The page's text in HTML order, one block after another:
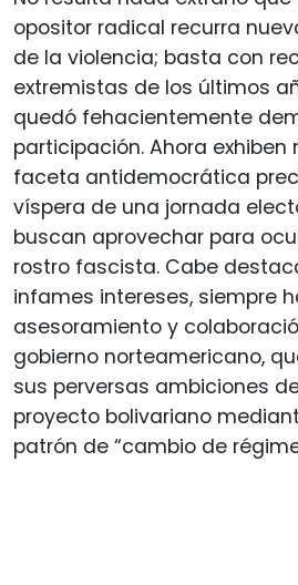
opositor radical recurra
de la violencia; basta con
extremistas de los últimos
quedó fehacientemente
participación. Ahora
faceta antidemocrática
víspera de una jornada
buscan aprovechar para
rostro fascista. Cabe
infames intereses, siempre
asesoramiento y
gobierno norteamericano,
sus perversas ambiciones
proyecto bolivariano
patrón de “cambio de